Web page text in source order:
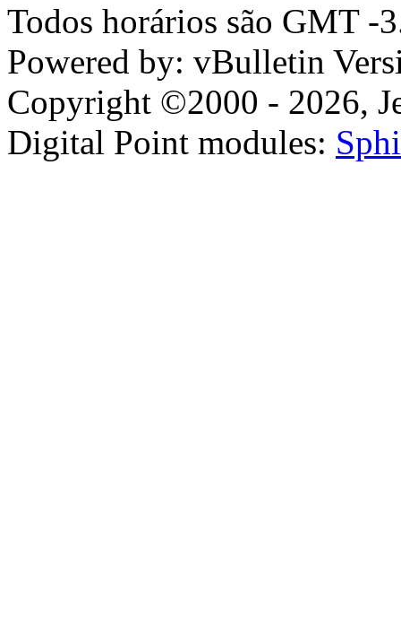
Todos horários são GMT -
Powered by: vBulletin
Copyright ©2000 - 2026,
Digital Point modules: